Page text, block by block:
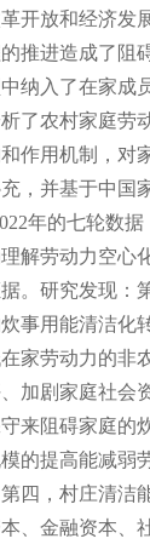
开放和经济发
推进造成了阻
纳入了在家成
了农村家庭劳
作用机制，对
，并基于中国
年的七轮数
解劳动力空心
。研究发现：
事用能清洁化
家劳动力的非
加剧家庭社会
来阻碍家庭的
的提高能减弱
四，村庄清洁
、金融资本、